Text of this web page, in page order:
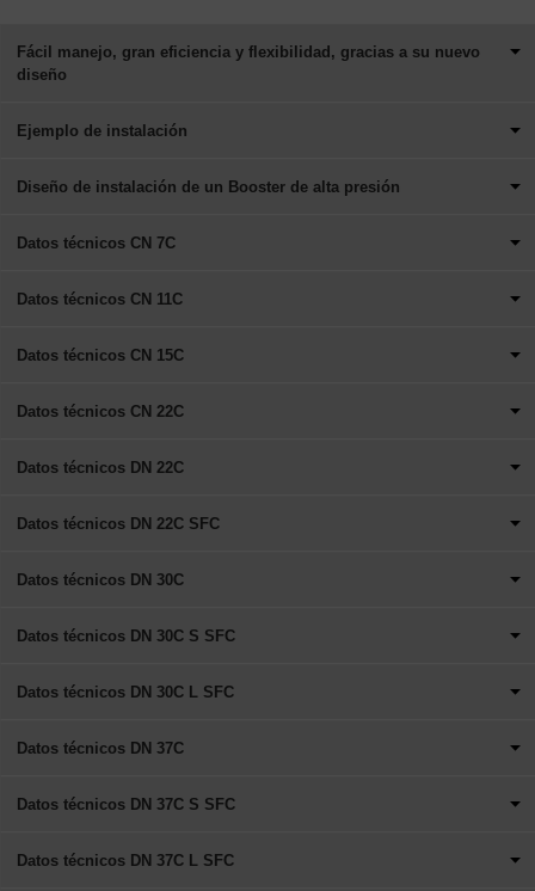
Fácil manejo, gran eficiencia y flexibilidad, gracias a su nuevo
diseño
Ejemplo de instalación
Diseño de instalación de un Booster de alta presión
Datos técnicos CN 7C
Datos técnicos CN 11C
Datos técnicos CN 15C
Datos técnicos CN 22C
Datos técnicos DN 22C
Datos técnicos DN 22C SFC
Datos técnicos DN 30C
Datos técnicos DN 30C S SFC
Datos técnicos DN 30C L SFC
Datos técnicos DN 37C
Datos técnicos DN 37C S SFC
Datos técnicos DN 37C L SFC